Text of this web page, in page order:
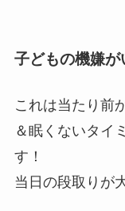
子どもの機嫌
これは当たり前
＆眠くないタイ
す！
当日の段取りが